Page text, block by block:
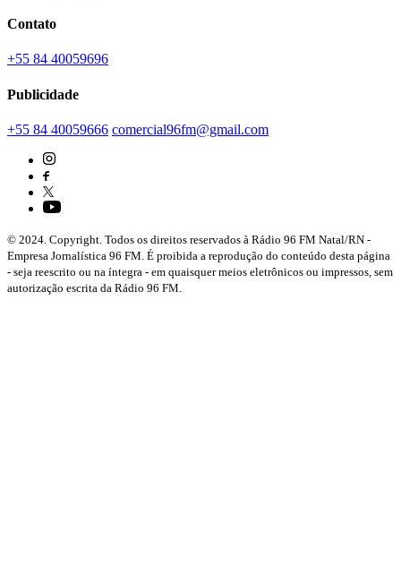
Contato
+55 84 40059696
Publicidade
+55 84 40059666 comercial96fm@gmail.com
© 2024. Copyright. Todos os direitos reservados à Rádio 96 FM Natal/RN -
Empresa Jornalística 96 FM. É proibida a reprodução do conteúdo desta página
- seja reescrito ou na íntegra - em quaisquer meios eletrônicos ou impressos, sem
autorização escrita da Rádio 96 FM.